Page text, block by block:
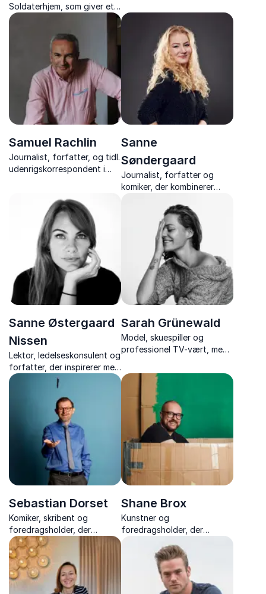
Soldaterhjem, som giver et
unikt indblik i livet med
brændpunkter – fortalt med
varme, humor og dyb
leverer humor og satire i
topklasse
Samuel Rachlin
Journalist, forfatter, og tidl.
udenrigskorrespondent i
fascinerende indblik i politik,
medier og verdenshistorie.
Sanne
Søndergaard
Journalist, forfatter og
komiker, der kombinerer
foredrag om kønsroller,
angst, mobning og
fællesskab.
Sanne Østergaard
Nissen
Lektor, ledelseskonsulent og
forfatter, der inspirerer med
stærke foredrag om trivsel,
perfektionisme og
personligt lederskab – med
varme, indsigt og nærvær.
Sarah Grünewald
Model, skuespiller og
professionel TV-vært, med
smittende godt humør.
Sebastian Dorset
Komiker, skribent og
foredragsholder, der
forener humor med ærlige
fortællinger om livet og
mentale udfordringer.
Shane Brox
Kunstner og
foredragsholder, der
fortællinger om kreativitet,
mod og at turde slippe
perfektionismen.